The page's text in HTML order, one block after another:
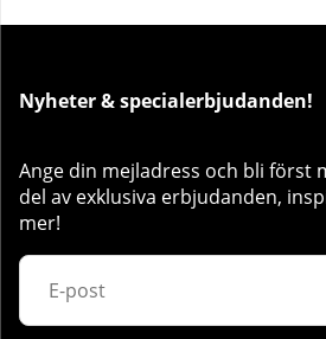
Nyheter & specialerbjudanden!
Ange din mejladress och bli först
del av exklusiva erbjudanden,
mer!